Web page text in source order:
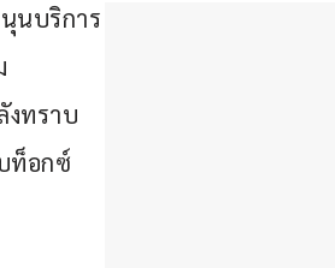
นบริการ
งทราบ
ท็อกซ์